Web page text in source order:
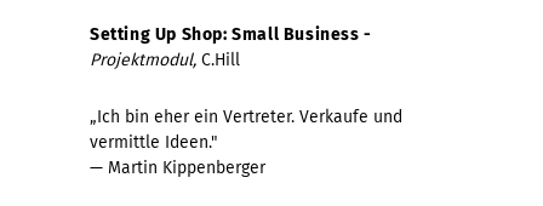
Setting Up Shop: Small Business -
Projektmodul, C.Hill
„Ich bin eher ein Vertreter. Verkaufe und
vermittle Ideen."
— Martin Kippenberger